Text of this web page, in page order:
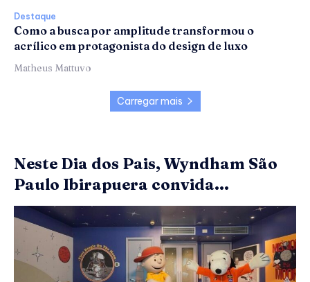
Destaque
Como a busca por amplitude transformou o
acrílico em protagonista do design de luxo
Matheus Mattuvo
Carregar mais
Neste Dia dos Pais, Wyndham São
Paulo Ibirapuera convida...